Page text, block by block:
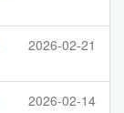
2026-02-21
2026-02-14